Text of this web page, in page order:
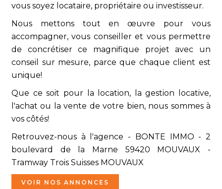
vous soyez locataire, propriétaire ou investisseur.
Nous mettons tout en œuvre pour vous
accompagner, vous conseiller et vous permettre
de concrétiser ce magnifique projet avec un
conseil sur mesure, parce que chaque client est
unique!
Que ce soit pour la location, la gestion locative,
l'achat ou la vente de votre bien, nous sommes à
vos côtés!
Retrouvez-nous à l'agence - BONTE IMMO - 2
boulevard de la Marne 59420 MOUVAUX -
Tramway Trois Suisses MOUVAUX
VOIR NOS ANNONCES